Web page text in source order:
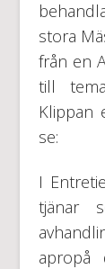
stora
från en
till
Klippan
se:
I
tjänar
apropå